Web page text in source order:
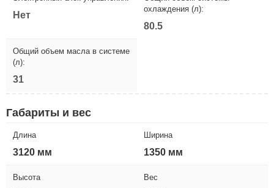
Нет
охлаждения (л):
80.5
Общий объем масла в системе
(л):
31
Габариты и вес
Длина
3120 мм
Ширина
1350 мм
Высота Вес